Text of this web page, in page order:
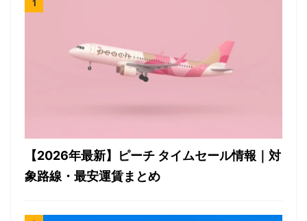
【2026年最新】ピーチ タイムセール情報｜対
象路線・最安運賃まとめ